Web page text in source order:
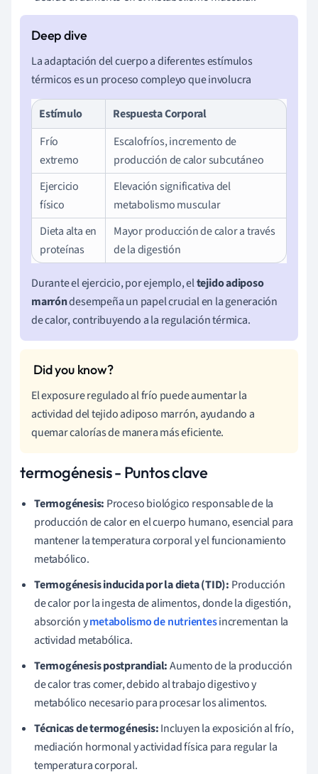
La adaptación del cuerpo a diferentes estímulos
térmicos es un proceso compleyo que involucra
Estímulo
Respuesta Corporal
Frío
extremo
Escalofríos, incremento de
producción de calor subcutáneo
Ejercicio
físico
Elevación significativa del
metabolismo muscular
Dieta alta en
proteínas
Mayor producción de calor a través
de la digestión
Durante el ejercicio, por ejemplo, eltejido adiposo
marróndesempeña un papel crucial en la generación
de calor, contribuyendo a la regulación térmica.
El exposure regulado al frío puede aumentar la
actividad del tejido adiposo marrón, ayudando a
quemar calorías de manera más eficiente.
termogénesis - Puntos clave
Termogénesis: Proceso biológico responsable de la
producción de calor en el cuerpo humano, esencial para
mantener la temperatura corporal y el funcionamiento
metabólico.
Termogénesis inducida por la dieta (TID): Producción
de calor por la ingesta de alimentos, donde la digestión,
absorción ymetabolismo de nutrientesincrementan la
actividad metabólica.
Termogénesis postprandial:Aumento de la producción
de calor tras comer, debido al trabajo digestivo y
metabólico necesario para procesar los alimentos.
Técnicas de termogénesis:Incluyen la exposición al frío,
mediación hormonal y actividad física para regular la
temperatura corporal.